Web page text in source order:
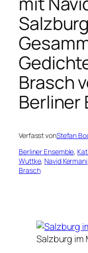
Brasch
Berliner
Verfasst vonStefan
Berliner Ensemble,
Wuttke, Navid Kermani,
Brasch
Salzburg im